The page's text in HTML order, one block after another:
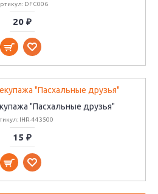
DFC006
20 ₽
"Пасхальные друзья"
IHR-443500
15 ₽